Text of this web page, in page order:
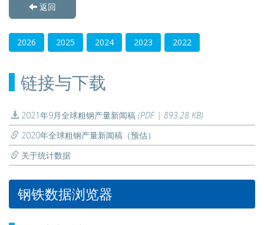
返回
2026 2025 2024 2023 2022
链接与下载
2021年9月全球粗钢产量新闻稿 (PDF | 893.28 KB)
2020年全球粗钢产量新闻稿（预估）
关于统计数据
钢铁数据浏览器